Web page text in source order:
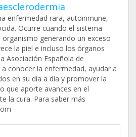
enfermedad rara, autoinmune,
Ocurre cuando el sistema
generando un exceso
la piel e incluso los órganos
Asociación Española de
conocer la enfermedad, ayudar a
en su día a día y promover la
que aporte avances en el
la cura. Para saber más